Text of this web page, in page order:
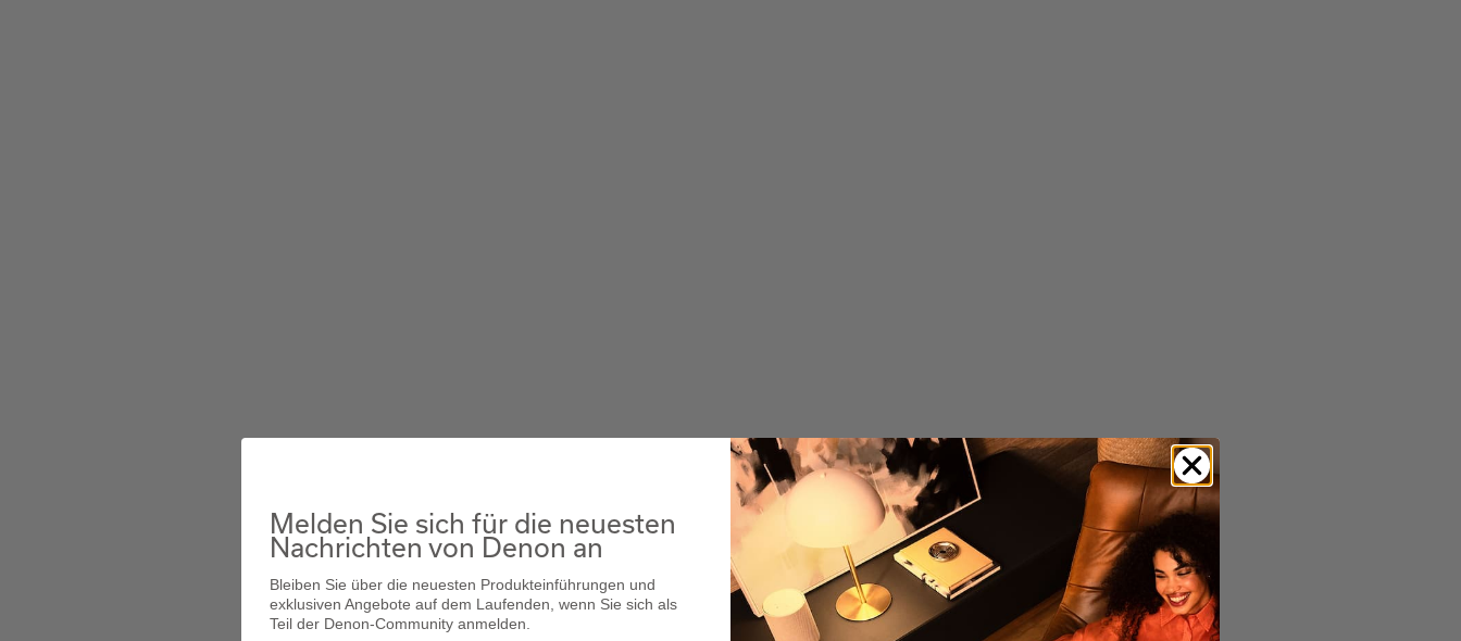
Melden Sie sich für die neuesten
Nachrichten von Denon an
Bleiben Sie über die neuesten Produkteinführungen und
exklusiven Angebote auf dem Laufenden, wenn Sie sich als
Teil der Denon-Community anmelden.